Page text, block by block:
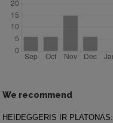
We recommend
HEIDEGGERIS IR PLATONAS: